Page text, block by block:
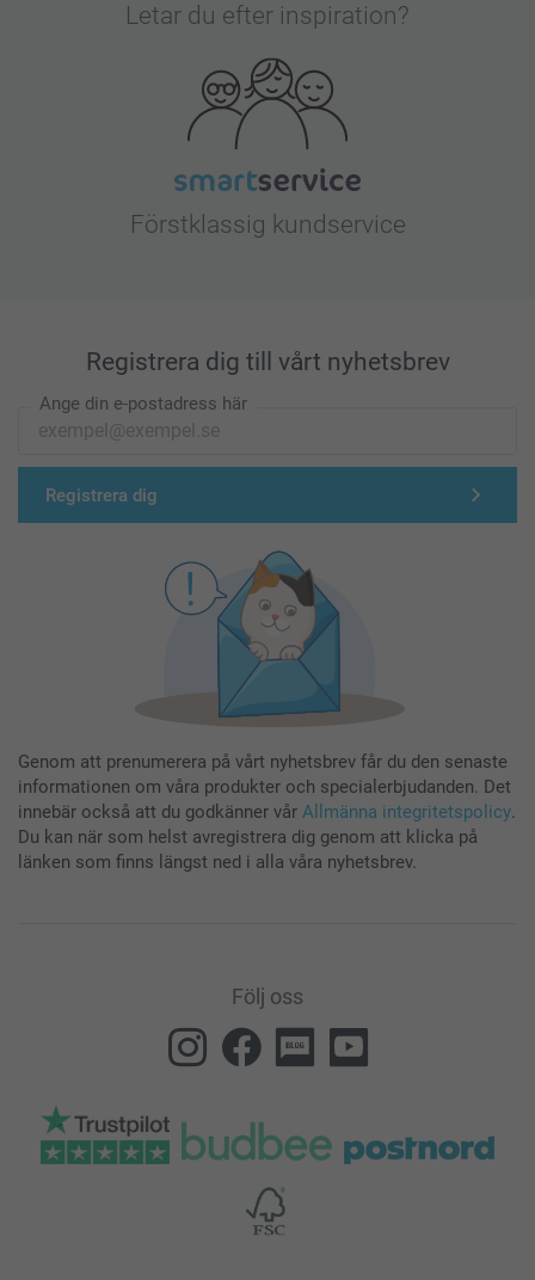
Letar du efter inspiration?
Förstklassig kundservice
Registrera dig till vårt nyhetsbrev
Ange din e-postadress här
Registrera dig
Genom att prenumerera på vårt nyhetsbrev får du den senaste
informationen om våra produkter och specialerbjudanden. Det
innebär också att du godkänner vår Allmänna integritetspolicy.
Du kan när som helst avregistrera dig genom att klicka på
länken som finns längst ned i alla våra nyhetsbrev.
Följ oss